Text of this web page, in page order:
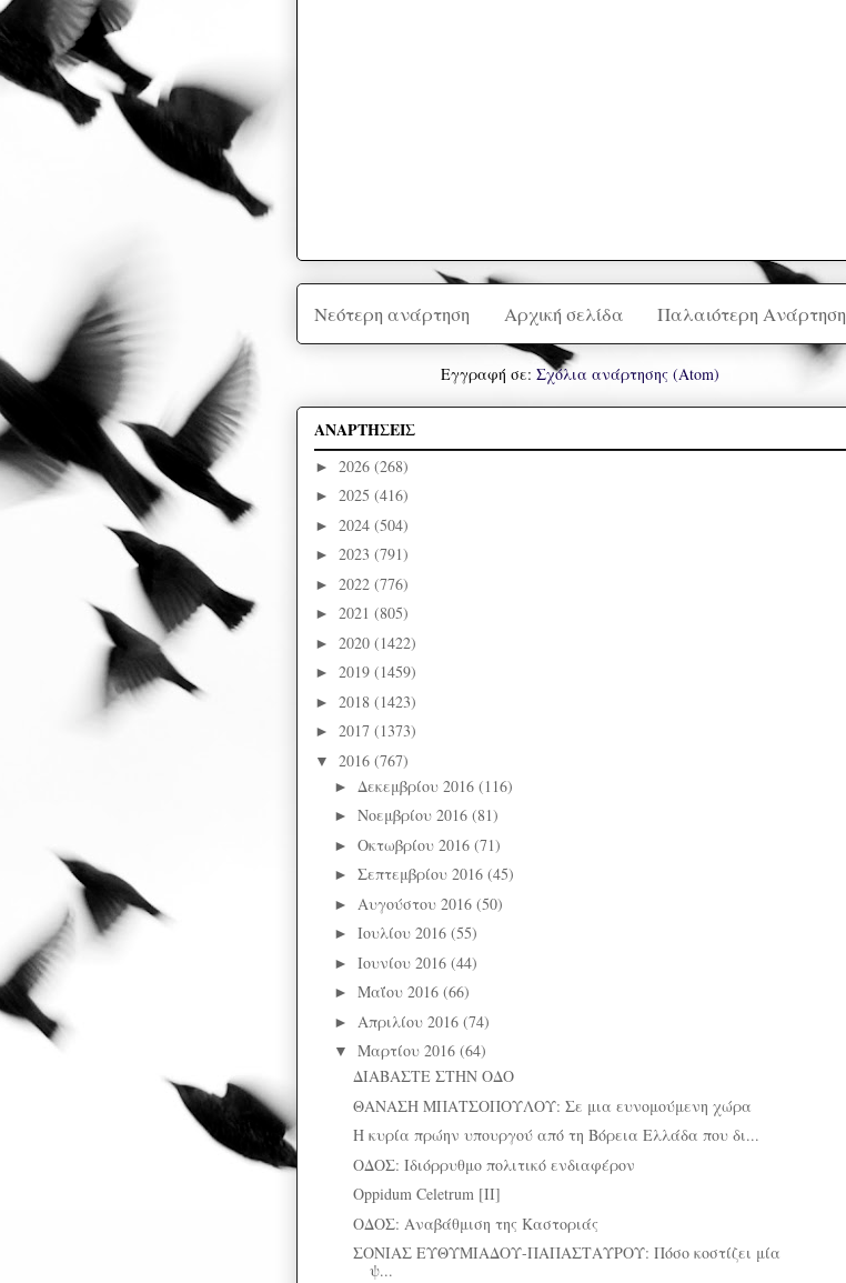
Νεότερη ανάρτηση Παλαιότερη Ανάρτηση
Αρχική σελίδα
Εγγραφή σε: Σχόλια ανάρτησης (Atom)
ΑΝΑΡΤΗΣΕΙΣ
► 2026 (268)
► 2025 (416)
► 2024 (504)
► 2023 (791)
► 2022 (776)
► 2021 (805)
► 2020 (1422)
► 2019 (1459)
► 2018 (1423)
► 2017 (1373)
▼ 2016 (767)
► Δεκεμβρίου 2016 (116)
► Νοεμβρίου 2016 (81)
► Οκτωβρίου 2016 (71)
► Σεπτεμβρίου 2016 (45)
► Αυγούστου 2016 (50)
► Ιουλίου 2016 (55)
► Ιουνίου 2016 (44)
► Μαΐου 2016 (66)
► Απριλίου 2016 (74)
▼ Μαρτίου 2016 (64)
ΔΙΑΒΑΣΤΕ ΣΤΗΝ ΟΔΟ
ΘΑΝΑΣΗ ΜΠΑΤΣΟΠΟΥΛΟΥ: Σε μια ευνομούμενη χώρα
Η κυρία πρώην υπουργού από τη Βόρεια Ελλάδα που δι...
ΟΔΟΣ: Ιδιόρρυθμο πολιτικό ενδιαφέρον
Oppidum Celetrum [ΙΙ]
ΟΔΟΣ: Αναβάθμιση της Καστοριάς
ΣΟΝΙΑΣ ΕΥΘΥΜΙΑΔΟΥ-ΠΑΠΑΣΤΑΥΡΟΥ: Πόσο κοστίζει μία
ψ...